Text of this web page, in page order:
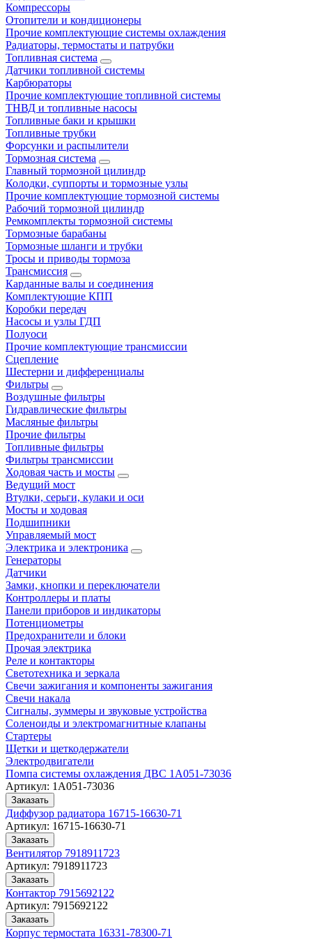
Компрессоры
Отопители и кондиционеры
Прочие комплектующие системы охлаждения
Радиаторы, термостаты и патрубки
Топливная система
Датчики топливной системы
Карбюраторы
Прочие комплектующие топливной системы
ТНВД и топливные насосы
Топливные баки и крышки
Топливные трубки
Форсунки и распылители
Тормозная система
Главный тормозной цилиндр
Колодки, суппорты и тормозные узлы
Прочие комплектующие тормозной системы
Рабочий тормозной цилиндр
Ремкомплекты тормозной системы
Тормозные барабаны
Тормозные шланги и трубки
Тросы и приводы тормоза
Трансмиссия
Карданные валы и соединения
Комплектующие КПП
Коробки передач
Насосы и узлы ГДП
Полуоси
Прочие комплектующие трансмиссии
Сцепление
Шестерни и дифференциалы
Фильтры
Воздушные фильтры
Гидравлические фильтры
Масляные фильтры
Прочие фильтры
Топливные фильтры
Фильтры трансмиссии
Ходовая часть и мосты
Ведущий мост
Втулки, серьги, кулаки и оси
Мосты и ходовая
Подшипники
Управляемый мост
Электрика и электроника
Генераторы
Датчики
Замки, кнопки и переключатели
Контроллеры и платы
Панели приборов и индикаторы
Потенциометры
Предохранители и блоки
Прочая электрика
Реле и контакторы
Светотехника и зеркала
Свечи зажигания и компоненты зажигания
Свечи накала
Сигналы, зуммеры и звуковые устройства
Соленоиды и электромагнитные клапаны
Стартеры
Щетки и щеткодержатели
Электродвигатели
Помпа системы охлаждения ДВС 1A051-73036
Артикул: 1A051-73036
Заказать
Диффузор радиатора 16715-16630-71
Артикул: 16715-16630-71
Заказать
Вентилятор 7918911723
Артикул: 7918911723
Заказать
Контактор 7915692122
Артикул: 7915692122
Заказать
Корпус термостата 16331-78300-71